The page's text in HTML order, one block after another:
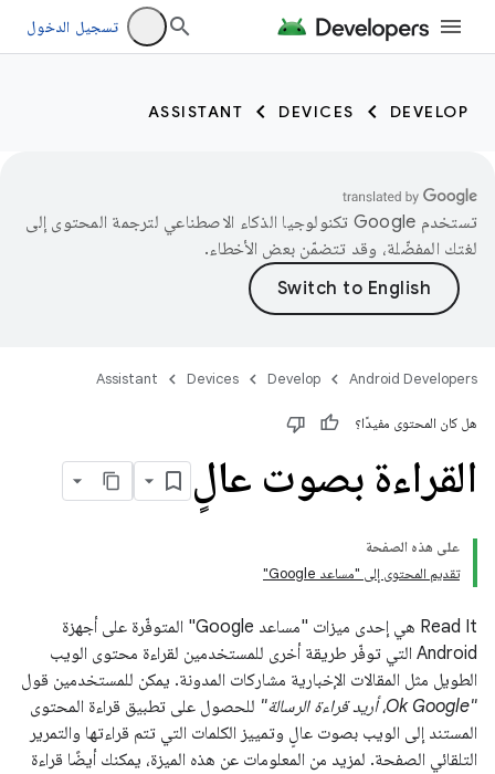
تسجيل الدخول
DEVELOP
DEVICES
ASSISTANT
تستخدم Google تكنولوجيا الذكاء الاصطناعي لترجمة المحتوى إلى
لغتك المفضّلة، وقد تتضمّن بعض الأخطاء.
Android Developers
Develop
Devices
Assistant
هل كان المحتوى مفيدًا؟
القراءة بصوت عالٍ
على هذه الصفحة
تقديم المحتوى إلى "مساعد Google"
Read It هي إحدى ميزات "مساعد Google" المتوفّرة على أجهزة
Android التي توفّر طريقة أخرى للمستخدمين لقراءة محتوى الويب
الطويل مثل المقالات الإخبارية مشاركات المدونة. يمكن للمستخدمين قول
"Ok Google، أريد قراءة الرسالة"
للحصول على تطبيق قراءة المحتوى
المستند إلى الويب بصوت عالٍ وتمييز الكلمات التي تتم قراءتها والتمرير
التلقائي الصفحة. لمزيد من المعلومات عن هذه الميزة، يمكنك أيضًا قراءة